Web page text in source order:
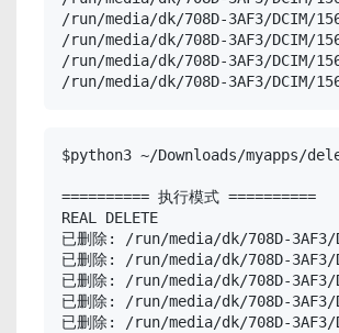
/run/media/dk/708D-3AF3/DCIM/
/run/media/dk/708D-3AF3/DCIM/
/run/media/dk/708D-3AF3/DCIM/
/run/media/dk/708D-3AF3/DCIM/
$python3 ~/Downloads/myapps/
========== 执行模式 ==========
REAL DELETE
已删除: /run/media/dk/708D-3AF3/
已删除: /run/media/dk/708D-3AF3/
已删除: /run/media/dk/708D-3AF3/
已删除: /run/media/dk/708D-3AF3/
已删除: /run/media/dk/708D-3AF3/